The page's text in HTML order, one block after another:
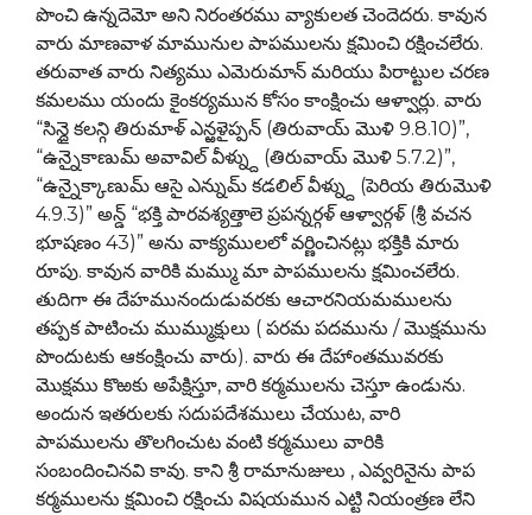
పొంచి ఉన్నదెమో అని నిరంతరము వ్యాకులత చెందెదరు. కావున
వారు మాణవాళ మామునుల పాపములను క్షమించి రక్షించలేరు.
తరువాత వారు నిత్యము ఎమెరుమాన్ మరియు పిరాట్టుల చరణ
కమలము యందు కైంకర్యమున కోసం కాంక్షించు ఆళ్వార్లు. వారు
“సిన్దై కలన్గి తిరుమాళ్ ఎన్ఱళైప్పన్ (తిరువాయ్ మొళి 9.8.10)”,
“ఉన్నైకాణుమ్ అవావిల్ వీళ్న్దు (తిరువాయ్ మొళి 5.7.2)”,
“ఉన్నైక్కాణుమ్ ఆసై ఎన్నుమ్ కడలిల్ వీళ్న్దు (పెరియ తిరుమొళి
4.9.3)” అన్డ్ “భక్తి పారవశ్యత్తాలె ప్రపన్నర్గళ్ ఆళ్వార్గళ్ (శ్రీ వచన
భూషణం 43)” అను వాక్యములలో వర్ణించినట్లు భక్తికి మారు
రూపు. కావున వారికి మమ్ము మా పాపములను క్షమించలేరు.
తుదిగా ఈ దేహమునందుడువరకు ఆచారనియమములను
తప్పక పాటించు ముమ్ముక్షులు ( పరమ పదమును / మొక్షమును
పొందుటకు ఆకంక్షించు వారు). వారు ఈ దేహాంతమువరకు
మొక్షము కొఱకు అపేక్షిస్తూ, వారి కర్మములను చెస్తూ ఉండును.
అందున ఇతరులకు సదుపదేశములు చేయుట, వారి
పాపములను తొలగించుట వంటి కర్మములు వారికి
సంబందించినవి కావు. కాని శ్రీ రామానుజులు , ఎవ్వరినైను పాప
కర్మములను క్షమించి రక్షించు విషయమున ఎట్టి నియంత్రణ లేని